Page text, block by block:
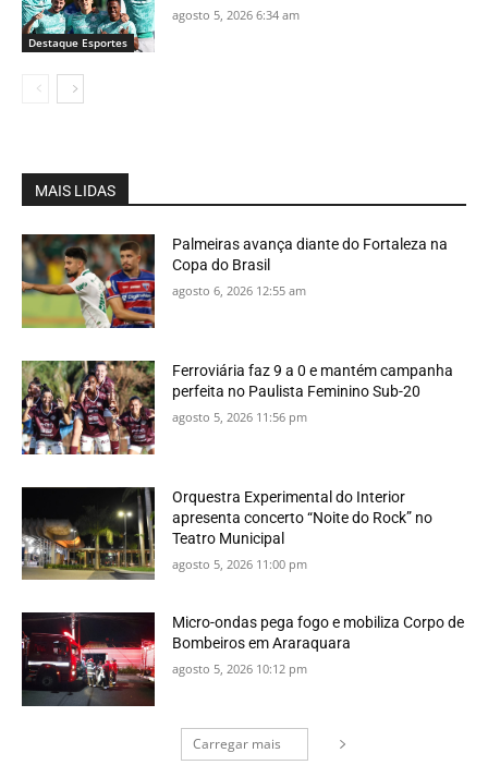
Destaque Esportes
agosto 5, 2026 6:34 am
MAIS LIDAS
Palmeiras avança diante do Fortaleza na
Copa do Brasil
agosto 6, 2026 12:55 am
Ferroviária faz 9 a 0 e mantém campanha
perfeita no Paulista Feminino Sub-20
agosto 5, 2026 11:56 pm
Orquestra Experimental do Interior
apresenta concerto “Noite do Rock” no
Teatro Municipal
agosto 5, 2026 11:00 pm
Micro-ondas pega fogo e mobiliza Corpo de
Bombeiros em Araraquara
agosto 5, 2026 10:12 pm
Carregar mais